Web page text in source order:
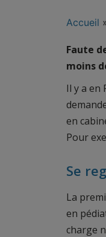
Accueil
Faute
moins
Il y a en
en
Pour
Se
La
en
charge